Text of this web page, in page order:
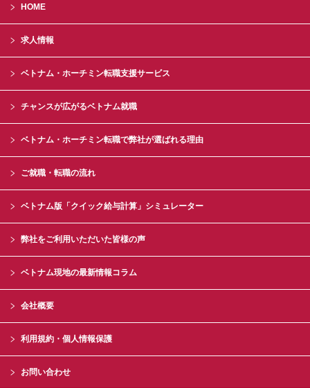
HOME
求人情報
ベトナム・ホーチミン転職支援サービス
チャンスが広がるベトナム就職
ベトナム・ホーチミン転職で弊社が選ばれる理由
ご就職・転職の流れ
ベトナム版「クイック給与計算」シミュレーター
弊社をご利用いただいた皆様の声
ベトナム現地の最新情報コラム
会社概要
利用規約・個人情報保護
お問い合わせ